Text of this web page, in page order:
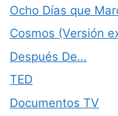
Ocho Días que
Cosmos (Versión
Después De…
TED
Documentos TV